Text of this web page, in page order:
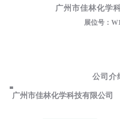
广州市佳林化学
展位号：
公司介
广州市佳林化学科技有限公司